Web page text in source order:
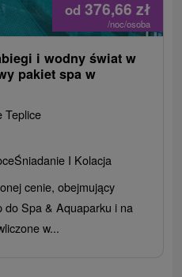
od 376,66 zł
/noc/osoba
i wodny świat w
pakiet spa w
Teplice
Śniadanie I Kolacja
cenie, obejmujący
do Spa & Aquaparku i na
w...